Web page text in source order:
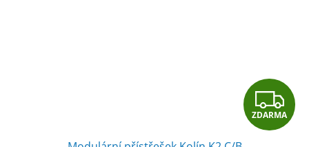
Z
D
ZDARMA